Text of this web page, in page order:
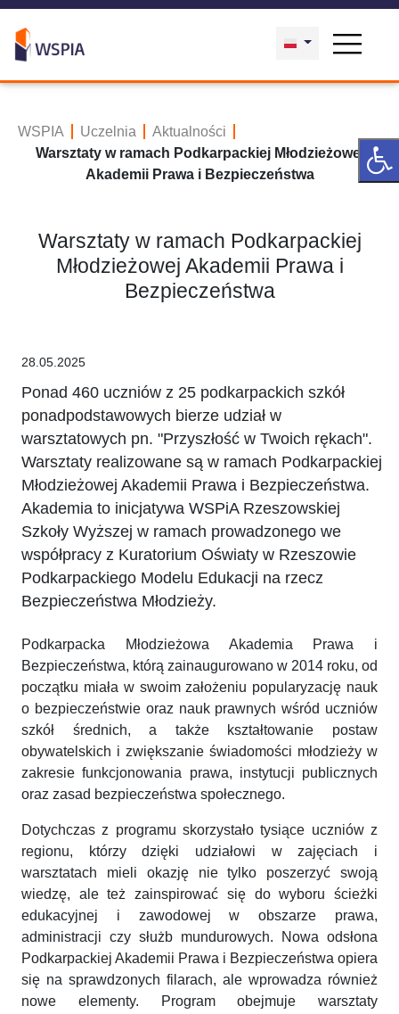
WSPIA Uczelnia
Aktualności
Warsztaty w ramach Podkarpackiej Młodzieżowej
Akademii Prawa i Bezpieczeństwa
Warsztaty w ramach Podkarpackiej
Młodzieżowej Akademii Prawa i
Bezpieczeństwa
28.05.2025
Ponad 460 uczniów z 25 podkarpackich szkół
ponadpodstawowych bierze udział w
warsztatowych pn. "Przyszłość w Twoich rękach".
Warsztaty realizowane są w ramach Podkarpackiej
Młodzieżowej Akademii Prawa i Bezpieczeństwa.
Akademia to inicjatywa WSPiA Rzeszowskiej
Szkoły Wyższej w ramach prowadzonego we
współpracy z Kuratorium Oświaty w Rzeszowie
Podkarpackiego Modelu Edukacji na rzecz
Bezpieczeństwa Młodzieży.
Podkarpacka Młodzieżowa Akademia Prawa i
Bezpieczeństwa, którą zainaugurowano w 2014 roku, od
początku miała w swoim założeniu popularyzację nauk
o bezpieczeństwie oraz nauk prawnych wśród uczniów
szkół średnich, a także kształtowanie postaw
obywatelskich i zwiększanie świadomości młodzieży w
zakresie funkcjonowania prawa, instytucji publicznych
oraz zasad bezpieczeństwa społecznego.
Dotychczas z programu skorzystało tysiące uczniów z
regionu, którzy dzięki udziałowi w zajęciach i
warsztatach mieli okazję nie tylko poszerzyć swoją
wiedzę, ale też zainspirować się do wyboru ścieżki
edukacyjnej i zawodowej w obszarze prawa,
administracji czy służb mundurowych. Nowa odsłona
Podkarpackiej Akademii Prawa i Bezpieczeństwa opiera
się na sprawdzonych filarach, ale wprowadza również
nowe elementy. Program obejmuje warsztaty